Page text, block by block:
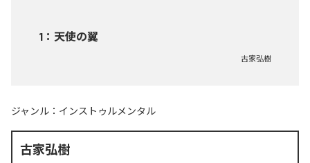
1 ： 天使の翼
古家弘樹
ジャンル： インストゥルメンタル
古家弘樹